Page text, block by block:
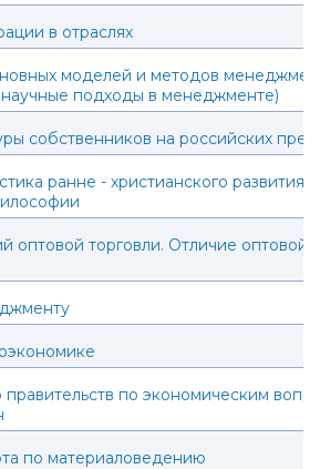
в отраслях
моделей и методов
подходы в менеджменте)
собственников на российских
ранне - христианского развития
оптовой торговли. Отличие оптовой
по экономическим
по материаловедению